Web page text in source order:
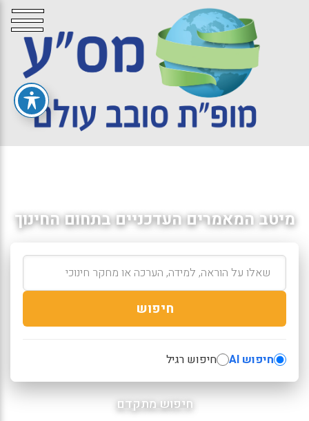
מיטב המאמרים העדכניים בתחום החינוך
חיפוש
חיפוש AI חיפוש רגיל
חיפוש מתקדם